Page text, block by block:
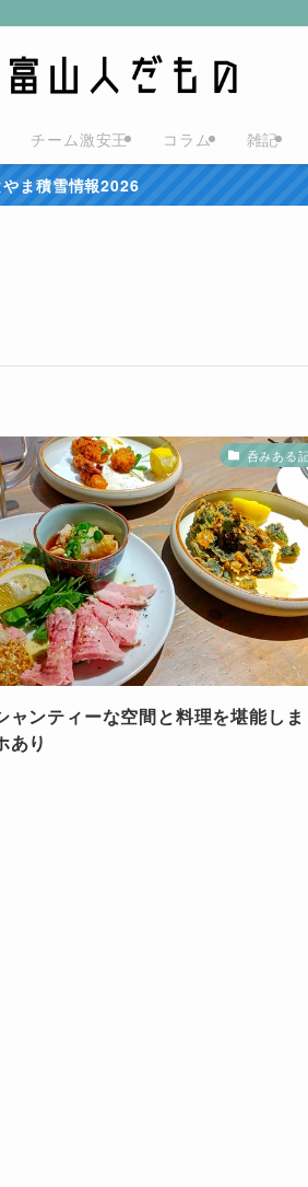
チーム激安王 コラム 雑記
やま積雪情報2026
呑みある
ャンティーな空間と料理を堪能し
あり